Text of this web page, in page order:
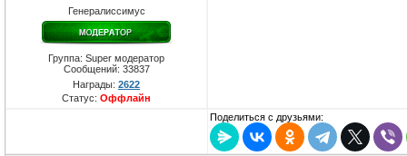
Генералиссимус
Группа: Super модератор
Сообщений: 33837
Награды: 2622
Статус: Оффлайн
Поделиться с друзьями: